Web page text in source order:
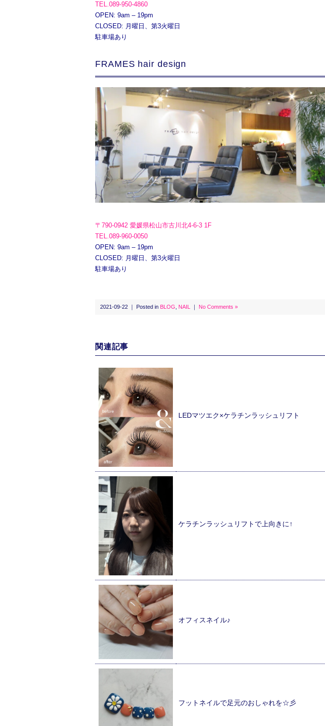
TEL.089-950-4860
OPEN: 9am – 19pm
CLOSED: 月曜日、第3火曜日
駐車場あり
FRAMES hair design
〒790-0942 愛媛県松山市古川北4-6-3 1F
TEL.089-960-0050
OPEN: 9am – 19pm
CLOSED: 月曜日、第3火曜日
駐車場あり
2021-09-22 ｜ Posted in BLOG NAIL ｜ No Comments »
関連記事
LEDマツエク×ケラチンラッシュリフト
ケラチンラッシュリフトで上向きに↑
オフィスネイル♪
フットネイルで足元のおしゃれを☆彡